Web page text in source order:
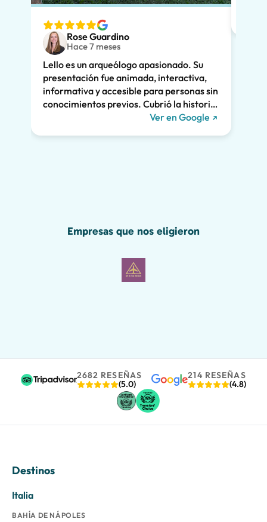
Rose Guardino
Hace 7 meses
Lello es un arqueólogo apasionado. Su
presentación fue animada, interactiva,
informativa y accesible para personas sin
conocimientos previos. Cubrió la historia
de Pompeya y la vinculó a la vida actual.
Ver en Google
Empresas que nos eligieron
2682 RESEÑAS
(5.0)
214 RESEÑAS
(4.8)
Destinos
Italia
BAHÍA DE NÁPOLES